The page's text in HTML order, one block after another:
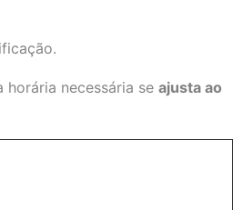
horária necessária se ajusta ao